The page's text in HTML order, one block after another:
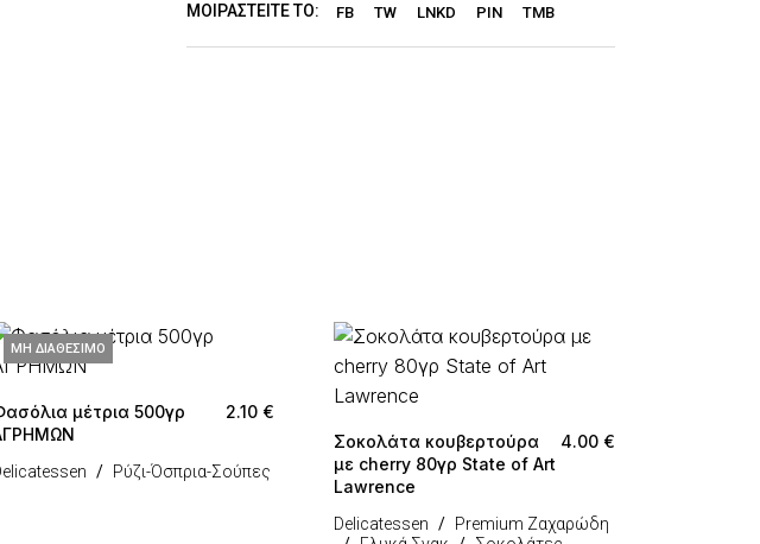
ΜΟΙΡΑΣΤΕΊΤΕ ΤΟ: FB TW LNKD PIN TMB
ΜΗ ΔΙΑΘΈΣΙΜΟ
μέτρια 500γρ
2.10 €
Ρύζι-Όσπρια-Σούπες
Σοκολάτα κουβερτούρα
με cherry 80γρ State of Art
Lawrence
4.00 €
Delicatessen
Premium Ζαχαρώδη